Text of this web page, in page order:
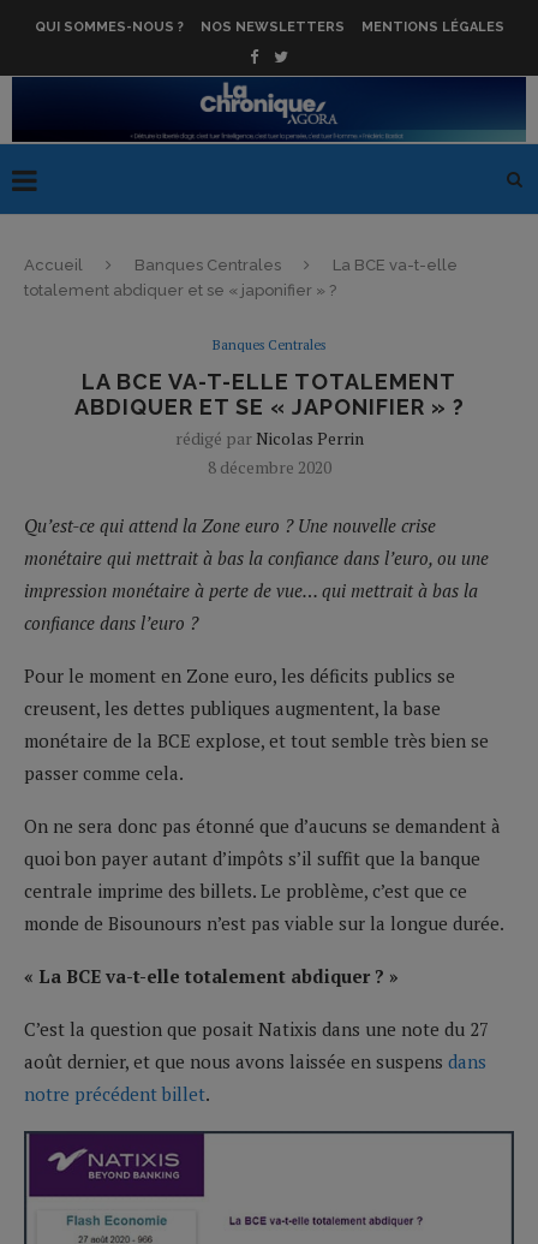
QUI SOMMES-NOUS ? NOS NEWSLETTERS MENTIONS LÉGALES
Accueil Banques Centrales
La BCE va-t-elle
totalement abdiquer et se « japonifier » ?
Banques Centrales
LA BCE VA-T-ELLE TOTALEMENT
ABDIQUER ET SE « JAPONIFIER » ?
rédigé par Nicolas Perrin
8 décembre 2020
Qu’est-ce qui attend la Zone euro ? Une nouvelle crise
monétaire qui mettrait à bas la confiance dans l’euro, ou une
impression monétaire à perte de vue… qui mettrait à bas la
confiance dans l’euro ?
Pour le moment en Zone euro, les déficits publics se
creusent, les dettes publiques augmentent, la base
monétaire de la BCE explose, et tout semble très bien se
passer comme cela.
On ne sera donc pas étonné que d’aucuns se demandent à
quoi bon payer autant d’impôts s’il suffit que la banque
centrale imprime des billets. Le problème, c’est que ce
monde de Bisounours n’est pas viable sur la longue durée.
« La BCE va-t-elle totalement abdiquer ? »
C’est la question que posait Natixis dans une note du 27
août dernier, et que nous avons laissée en suspens dans
notre précédent billet.